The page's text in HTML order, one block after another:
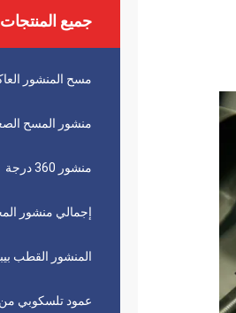
جميع المنتجات
مسح المنشور
منشور المسح
منشور 360 درجة
إجمالي منشور
المنشور القطب
عمود تلسكوبي من